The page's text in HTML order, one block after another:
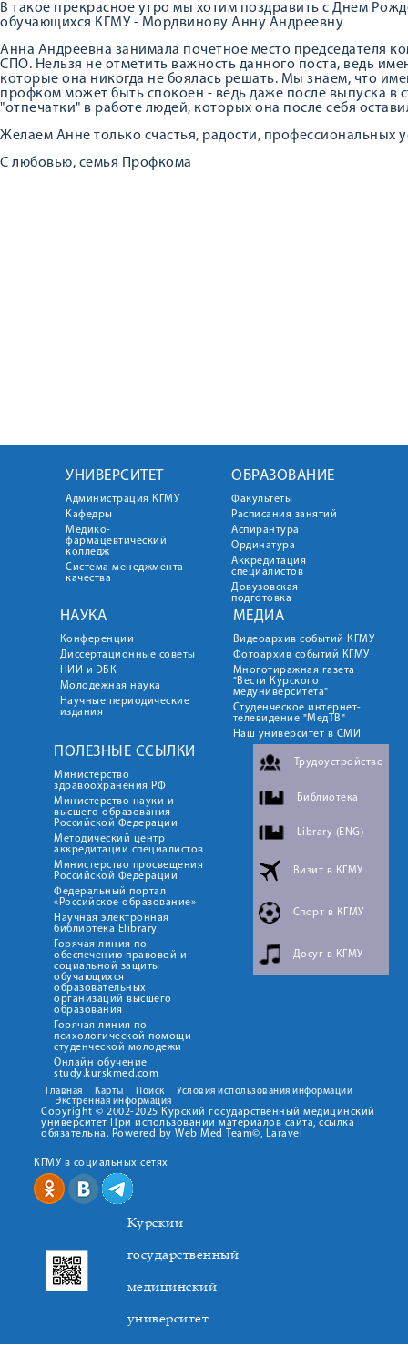
В такое прекрасное утро мы хотим поздравить с Днем
обучающихся КГМУ - Мордвинову Анну Андреевну
Анна Андреевна занимала почетное место председателя
СПО. Нельзя не отметить важность данного поста, ведь
которые она никогда не боялась решать. Мы знаем, что
профком может быть спокоен - ведь даже после выпуска в
"отпечатки" в работе людей, которых она после себя
Желаем Анне только счастья, радости, профессиональных
С любовью, семья Профкома
УНИВЕРСИТЕТ
Администрация КГМУ
Кафедры
Медико-
фармацевтический
колледж
Система менеджмента
качества
ОБРАЗОВАНИЕ
Факультеты
Расписания занятий
Аспирантура
Ординатура
Аккредитация
специалистов
Довузовская
подготовка
НАУКА
Конференции
Диссертационные советы
НИИ и ЭБК
Молодежная наука
Научные периодические
издания
МЕДИА
Видеоархив событий КГМУ
Фотоархив событий КГМУ
Многотиражная газета
"Вести Курского
медуниверситета"
Студенческое интернет-
телевидение "МедТВ"
Наш университет в СМИ
ПОЛЕЗНЫЕ ССЫЛКИ
Министерство
здравоохранения РФ
Министерство науки и
высшего образования
Российской Федерации
Методический центр
аккредитации специалистов
Министерство просвещения
Российской Федерации
Федеральный портал
«Российское образование»
Научная электронная
библиотека Elibrary
Горячая линия по
обеспечению правовой и
социальной защиты
обучающихся
образовательных
организаций высшего
образования
Горячая линия по
психологической помощи
студенческой молодежи
Онлайн обучение
study.kurskmed.com
Трудоустройство
Библиотека
Library (ENG)
Визит в КГМУ
Спорт в КГМУ
Досуг в КГМУ
Главная Карты Поиск
Условия использования информации
Экстренная информация
Copyright © 2002-2025 Курский государственный медицинский
университет При использовании материалов сайта, ссылка
обязательна. Powered by Web Med Team©, Laravel
КГМУ в социальных сетях
Курский
государственный
медицинский
университет